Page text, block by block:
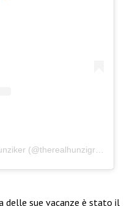
delle sue vacanze è stato il